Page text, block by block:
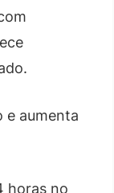
e aumenta
horas no